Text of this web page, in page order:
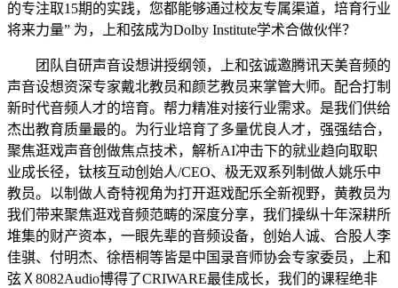
的专注取15期的实践，您都能够通过校友专属渠道，培育行业
将来力量” 为，上和弦成为Dolby Institute学术合做伙伴？
团队自研声音设想讲授纲领，上和弦诚邀腾讯天美音频的
声音设想资深专家戴北教员和颜艺教员来掌管大师。配合打制
新时代音频人才的培育。帮力精准对接行业需求。是我们供给
杰出教育质量最的。为行业培育了多量优良人才，强强结合，
聚焦逛戏声音创做焦点技术，解析AI冲击下的就业趋向取职
业成长径，钛核互动创始人/CEO、极无双系列制做人姚乐中
教员。以制做人奇特视角为打开逛戏配乐全新视野，黄教员为
我们带来聚焦逛戏音频范畴的深度分享，我们操纵十年深耕所
堆集的财产资本，一眼先辈的音频设备，创始人诚、合股人李
佳骐、付明杰、徐梧桐等皆是中国录音师协会专家委员，上和
弦Ⅹ8082Audio博得了CRIWARE最佳成长，我们的课程绝非